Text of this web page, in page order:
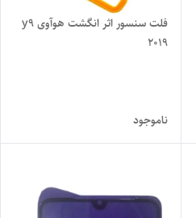
فلت سنسور اثر انگشت هوآوی y9
2019
ناموجود